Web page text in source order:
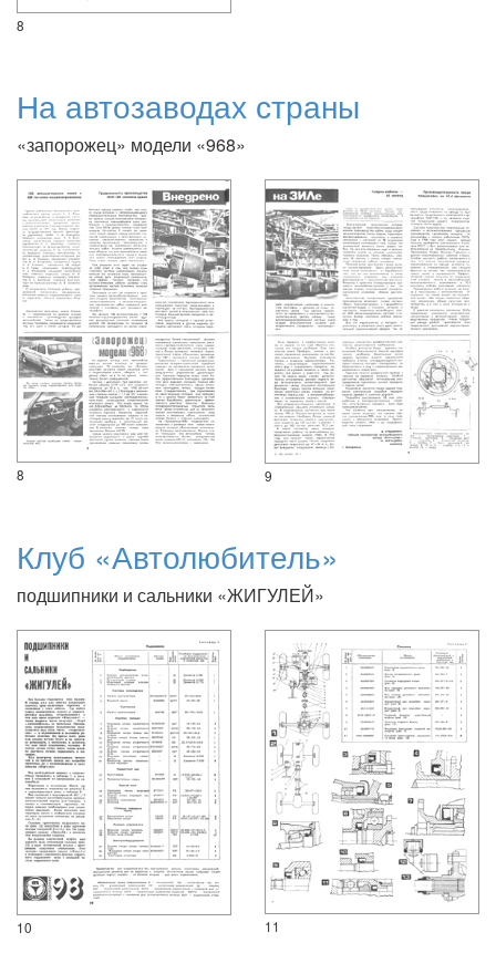
8
На автозаводах страны
«запорожец» модели «968»
8 9
Клуб «Автолюбитель»
подшипники и сальники «ЖИГУЛЕЙ»
10 11